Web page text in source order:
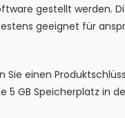
gestellt werden.
geeignet für
einen
GB Speicherplatz in